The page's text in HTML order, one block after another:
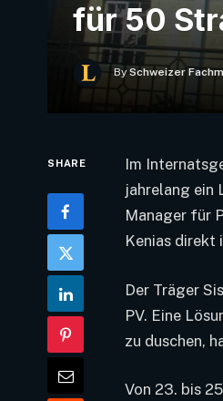
für 50
By Schweizer
SHARE
Im
jahrelang ein
Manager für
Kenias direkt
Der Träger
PV. Eine
zu duschen,
Von 23. bis